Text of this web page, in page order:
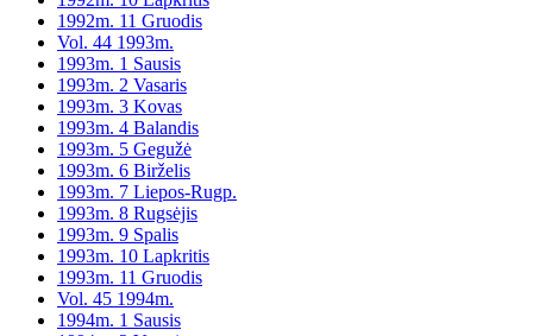
1992m. 11 Gruodis
Vol. 44 1993m.
1993m. 1 Sausis
1993m. 2 Vasaris
1993m. 3 Kovas
1993m. 4 Balandis
1993m. 5 Gegužė
1993m. 6 Birželis
1993m. 7 Liepos-Rugp.
1993m. 8 Rugsėjis
1993m. 9 Spalis
1993m. 10 Lapkritis
1993m. 11 Gruodis
Vol. 45 1994m.
1994m. 1 Sausis